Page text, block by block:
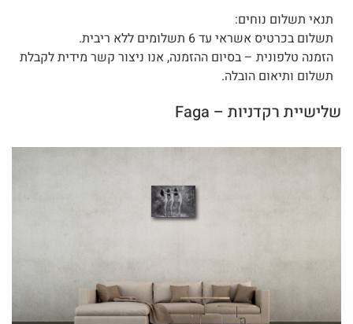
תנאי תשלום נוחים:
תשלום בכרטיס אשראי עד 6 תשלומים ללא ריבית.
הזמנה טלפונית – בסיום ההזמנה, אנו ניצור קשר מידית לקבלת
תשלום ותיאום הובלה.
שלישיית רקדניות – Faga